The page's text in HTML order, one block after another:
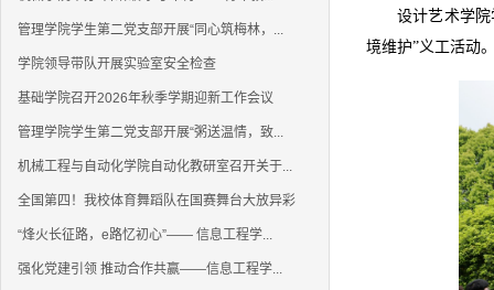
管理学院学生第二党支部开展“同心筑梅林，...
学院领导带队开展实验室安全检查
基础学院召开2026年秋季学期迎新工作会议
管理学院学生第二党支部开展“粥送温情，致...
机械工程与自动化学院自动化教研室召开关于...
全国第四！我校体育舞蹈队在国赛舞台大放异彩
“烽火长征路，e路忆初心”—— 信息工程学...
强化党建引领 推动合作共赢——信息工程学...
设计艺术学
境维护”义工活动